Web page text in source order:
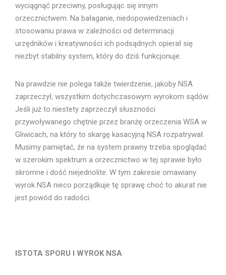
wyciągnąć przeciwny, posługując się innym
orzecznictwem. Na bałaganie, niedopowiedzeniach i
stosowaniu prawa w zależności od determinacji
urzędników i kreatywności ich podsądnych opierał się
niezbyt stabilny system, który do dziś funkcjonuje.
Na prawdzie nie polega także twierdzenie, jakoby NSA
zaprzeczył, wszystkim dotychczasowym wyrokom sądów.
Jeśli już to niestety zaprzeczył słuszności
przywoływanego chętnie przez branżę orzeczenia WSA w
Gliwicach, na który to skargę kasacyjną NSA rozpatrywał.
Musimy pamiętać, że na system prawny trzeba spoglądać
w szerokim spektrum a orzecznictwo w tej sprawie było
skromne i dość niejednolite. W tym zakresie omawiany
wyrok NSA nieco porządkuje tę sprawę choć to akurat nie
jest powód do radości.
ISTOTA SPORU I WYROK NSA